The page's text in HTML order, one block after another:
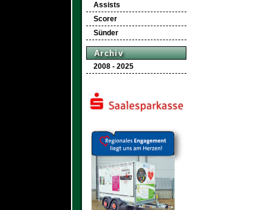
Assists
Scorer
Sünder
Archiv
2008 - 2025